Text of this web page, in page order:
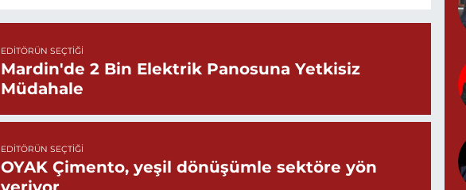
EDITÖRÜN SEÇTIĞI
Mardin'de 2 Bin Elektrik Panosuna Yetkisiz
Müdahale
EDITÖRÜN SEÇTIĞI
OYAK Çimento, yeşil dönüşümle sektöre yön